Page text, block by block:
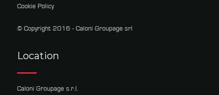
Cookie Policy
© Copyright 2016 - Caloni Groupage srl
Location
Caloni Groupage s.r.l.